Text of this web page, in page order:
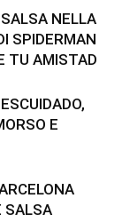
SALSA NELLA
SPIDERMAN
TU AMISTAD
E
SALSA